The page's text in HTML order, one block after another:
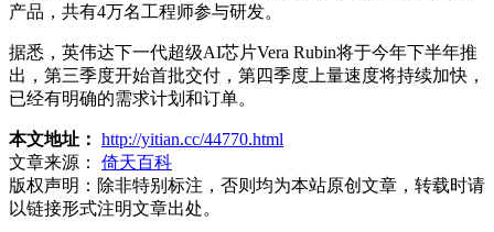
产品，共有4万名工程师参与研发。
据悉，英伟达下一代超级AI芯片Vera Rubin将于今年下半年推
出，第三季度开始首批交付，第四季度上量速度将持续加快，
已经有明确的需求计划和订单。
本文地址： http://yitian.cc/44770.html
文章来源：
倚天百科
版权声明： 除非特别标注，否则均为本站原创文章，转载时请
以链接形式注明文章出处。